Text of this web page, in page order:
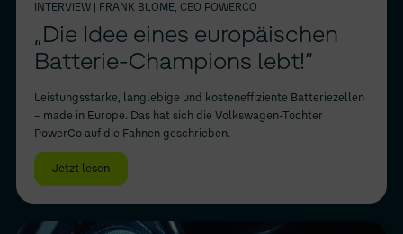
INTERVIEW | FRANK BLOME, CEO POWERCO
„Die Idee eines europäischen
Batterie-Champions lebt!“
Leistungsstarke, langlebige und kosteneffiziente Batteriezellen
– made in Europe. Das hat sich die Volkswagen-Tochter
PowerCo auf die Fahnen geschrieben.
Jetzt lesen